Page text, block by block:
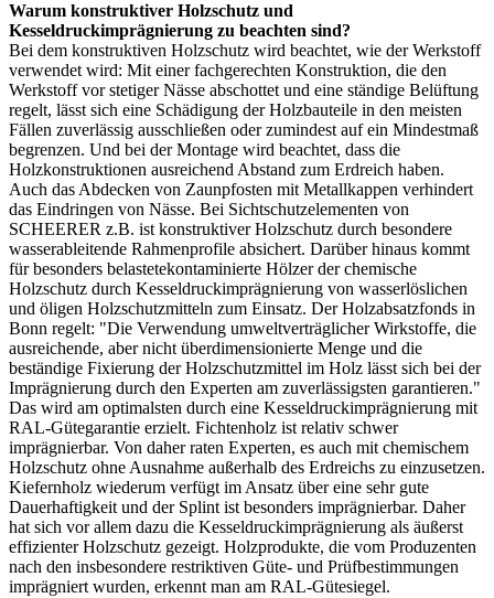
Warum konstruktiver Holzschutz und
Kesseldruckimprägnierung zu beachten sind?
Bei dem konstruktiven Holzschutz wird beachtet, wie der Werkstoff
verwendet wird: Mit einer fachgerechten Konstruktion, die den
Werkstoff vor stetiger Nässe abschottet und eine ständige Belüftung
regelt, lässt sich eine Schädigung der Holzbauteile in den meisten
Fällen zuverlässig ausschließen oder zumindest auf ein Mindestmaß
begrenzen. Und bei der Montage wird beachtet, dass die
Holzkonstruktionen ausreichend Abstand zum Erdreich haben.
Auch das Abdecken von Zaunpfosten mit Metallkappen verhindert
das Eindringen von Nässe. Bei Sichtschutzelementen von
SCHEERER z.B. ist konstruktiver Holzschutz durch besondere
wasserableitende Rahmenprofile absichert. Darüber hinaus kommt
für besonders belastetekontaminierte Hölzer der chemische
Holzschutz durch Kesseldruckimprägnierung von wasserlöslichen
und öligen Holzschutzmitteln zum Einsatz. Der Holzabsatzfonds in
Bonn regelt: "Die Verwendung umweltverträglicher Wirkstoffe, die
ausreichende, aber nicht überdimensionierte Menge und die
beständige Fixierung der Holzschutzmittel im Holz lässt sich bei der
Imprägnierung durch den Experten am zuverlässigsten garantieren."
Das wird am optimalsten durch eine Kesseldruckimprägnierung mit
RAL-Gütegarantie erzielt. Fichtenholz ist relativ schwer
imprägnierbar. Von daher raten Experten, es auch mit chemischem
Holzschutz ohne Ausnahme außerhalb des Erdreichs zu einzusetzen.
Kiefernholz wiederum verfügt im Ansatz über eine sehr gute
Dauerhaftigkeit und der Splint ist besonders imprägnierbar. Daher
hat sich vor allem dazu die Kesseldruckimprägnierung als äußerst
effizienter Holzschutz gezeigt. Holzprodukte, die vom Produzenten
nach den insbesondere restriktiven Güte- und Prüfbestimmungen
imprägniert wurden, erkennt man am RAL-Gütesiegel.